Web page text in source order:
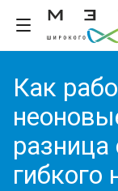
Как
разница
гибкого